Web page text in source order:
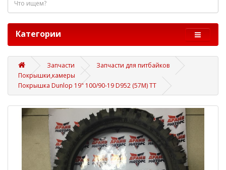
Категории
Запчасти
Запчасти для питбайков
Покрышки,камеры
Покрышка Dunlop 19" 100/90-19 D952 (57M) TT